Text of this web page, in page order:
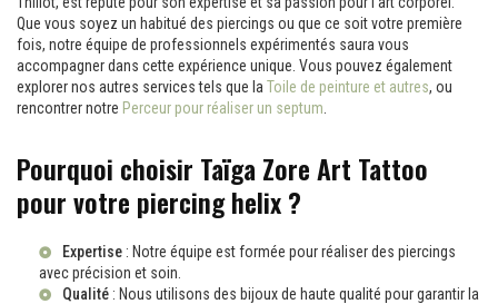
Que vous soyez un habitué des piercings ou que ce soit votre première
fois, notre équipe de professionnels expérimentés saura vous
accompagner dans cette expérience unique. Vous pouvez également
explorer nos autres services tels que la Toile de peinture et autres, ou
rencontrer notre Perceur pour réaliser un septum
Pourquoi choisir Taïga Zore Art Tattoo
pour votre piercing helix ?
Expertise : Notre équipe est formée pour réaliser des piercings
avec précision et soin.
Qualité : Nous utilisons des bijoux de haute qualité pour garantir la